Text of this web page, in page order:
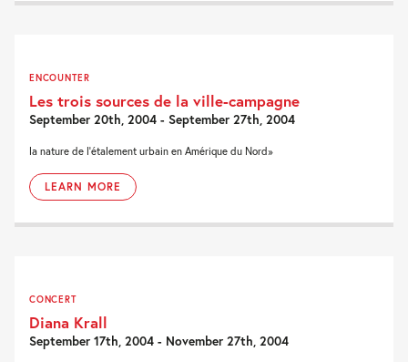
ENCOUNTER
Les trois sources de la ville-campagne
September 20th, 2004 - September 27th, 2004
la nature de l'étalement urbain en Amérique du Nord»
LEARN MORE
CONCERT
Diana Krall
September 17th, 2004 - November 27th, 2004